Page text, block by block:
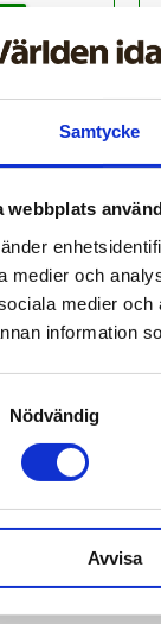
Samtycke
webbplats
medier och
medier
information
Nödvändig
Avvisa
MAGNUS
spreds i
opposition